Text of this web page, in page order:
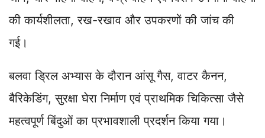
की कार्यशीलता, रख-रखाव और उपकरणों की जांच की
गई।
बलवा ड्रिल अभ्यास के दौरान आंसू गैस, वाटर कैनन,
बैरिकेडिंग, सुरक्षा घेरा निर्माण एवं प्राथमिक चिकित्सा जैसे
महत्वपूर्ण बिंदुओं का प्रभावशाली प्रदर्शन किया गया।